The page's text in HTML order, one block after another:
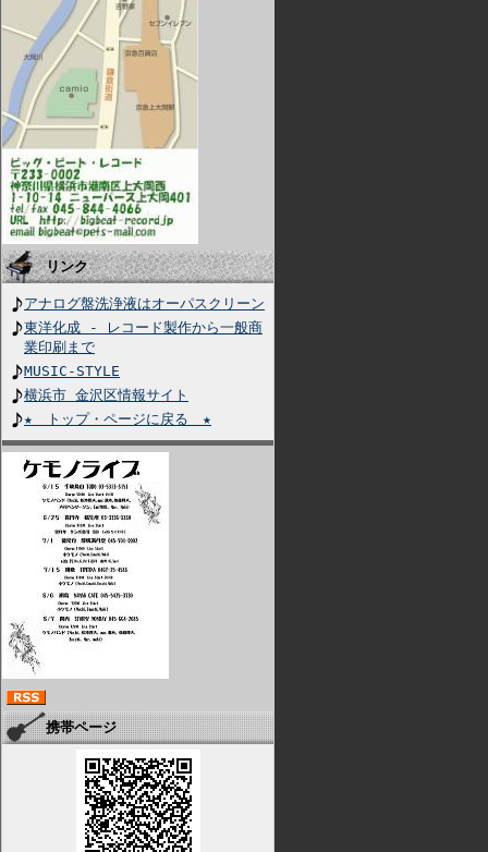
リンク
アナログ盤洗浄液はオーパスクリーン
東洋化成 - レコード製作から一般商
業印刷まで
MUSIC-STYLE
横浜市 金沢区情報サイト
★ トップ・ページに戻る ★
携帯ページ